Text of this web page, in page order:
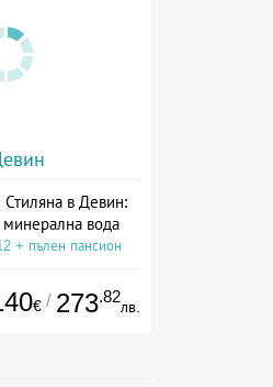
Стиляна в Девин:
вода
+ пълен пансион
€ / 273.82
лв.